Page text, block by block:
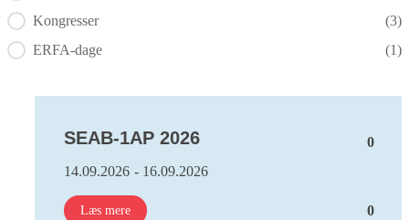
Kongresser
(3)
ERFA-dage
(1)
0
0
SEAB-1AP 2026
14.09.2026 - 16.09.2026
Læs mere